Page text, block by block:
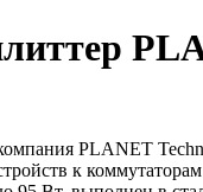
PLANET
к